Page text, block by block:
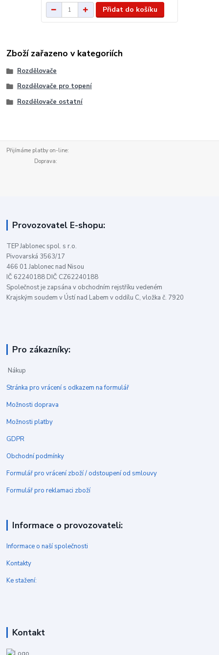
Přidat do košíku
Zboží zařazeno v kategoriích
Rozdělovače
Rozdělovače pro topení
Rozdělovače ostatní
Přijímáme platby on-line:
Doprava:
Provozovatel E-shopu:
TEP Jablonec spol. s r.o.
Pivovarská 3563/17
466 01 Jablonec nad Nisou
IČ 62240188 DIČ CZ62240188
Společnost je zapsána v obchodním rejstříku vedeném
Krajským soudem v Ústí nad Labem v oddílu C, vložka č. 7920
Pro zákazníky:
Nákup
Stránka pro vrácení s odkazem na formulář
Možnosti doprava
Možnosti platby
GDPR
Obchodní podmínky
Formulář pro vrácení zboží / odstoupení od smlouvy
Formulář pro reklamaci zboží
Informace o provozovateli:
Informace o naší společnosti
Kontakty
Ke stažení:
Kontakt